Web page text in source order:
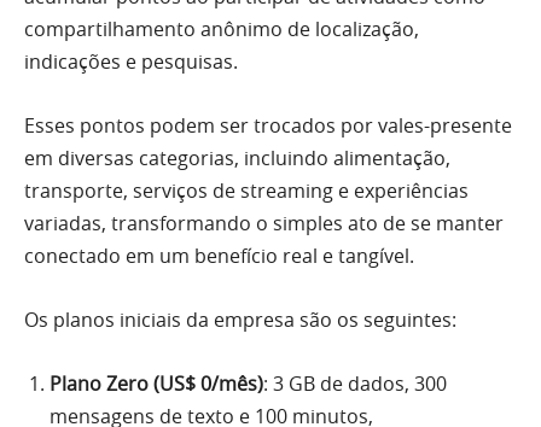
compartilhamento anônimo de localização,
indicações e pesquisas.
Esses pontos podem ser trocados por vales-presente
em diversas categorias, incluindo alimentação,
transporte, serviços de streaming e experiências
variadas, transformando o simples ato de se manter
conectado em um benefício real e tangível.
Os planos iniciais da empresa são os seguintes:
Plano Zero (US$ 0/mês): 3 GB de dados, 300
mensagens de texto e 100 minutos,